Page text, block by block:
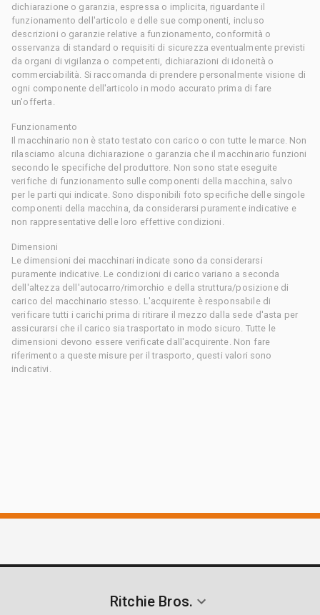
dichiarazione o garanzia, espressa o implicita, riguardante il
funzionamento dell'articolo e delle sue componenti, incluso
descrizioni o garanzie relative a funzionamento, conformità o
osservanza di standard o requisiti di sicurezza eventualmente previsti
da organi di vigilanza o competenti, dichiarazioni di idoneità o
commerciabilità. Si raccomanda di prendere personalmente visione di
ogni componente dell'articolo in modo accurato prima di fare
un'offerta.
Funzionamento
Il macchinario non è stato testato con carico o con tutte le marce. Non
rilasciamo alcuna dichiarazione o garanzia che il macchinario funzioni
secondo le specifiche del produttore. Non sono state eseguite
verifiche di funzionamento sulle componenti della macchina, salvo
per le parti qui indicate. Sono disponibili foto specifiche delle singole
componenti della macchina, da considerarsi puramente indicative e
non rappresentative delle loro effettive condizioni.
Dimensioni
Le dimensioni dei macchinari indicate sono da considerarsi
puramente indicative. Le condizioni di carico variano a seconda
dell'altezza dell'autocarro/rimorchio e della struttura/posizione di
carico del macchinario stesso. L'acquirente è responsabile di
verificare tutti i carichi prima di ritirare il mezzo dalla sede d'asta per
assicurarsi che il carico sia trasportato in modo sicuro. Tutte le
dimensioni devono essere verificate dall'acquirente. Non fare
riferimento a queste misure per il trasporto, questi valori sono
indicativi.
Ritchie Bros.